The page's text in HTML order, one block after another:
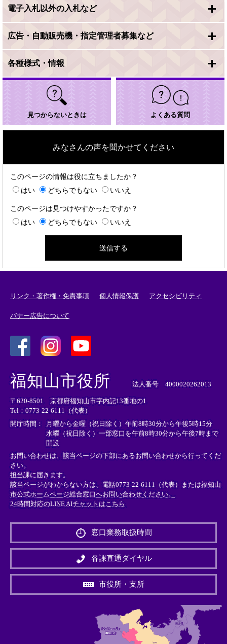
電子入札以外の入札など
広告・自動販売機・指定管理者募集など
各種様式・情報
見つからないときは よくある質問
みなさんの声を聞かせてください
このページの情報は役に立ちましたか？
はい
どちらでもない いいえ
このページは見つけやすかったですか？
はい
どちらでもない いいえ
リンク・著作権・免責事項 個人情報保護 アクセシビリティ
バナー広告について
外
部
リ
ン
ク
＞
外
リ
ン
ク
＞
外
部
ン
ク
＞
福知山市役所 法人番号 4000020262013
〒620-8501 京都府福知山市字内記13番地の1
Tel：0773-22-6111（代表）
開庁時間：
月曜から金曜（祝日除く）午前8時30分から午後5時15分
水曜（祝日除く）一部窓口を午前8時30分から午後7時まで
開設
お問い合わせは、該当ページの下部にあるお問い合わせから行ってくだ
さい。
担当課に届きます。
該当ページがわからない方は、電話0773-22-6111（代表）または福知山
市公式ホームページ総合窓口へお問い合わせください。
24時間対応のLINE AIチャットはこちら
外
リ
ン
＞
窓口業務取扱時間
各課直通ダイヤル
市役所・支所